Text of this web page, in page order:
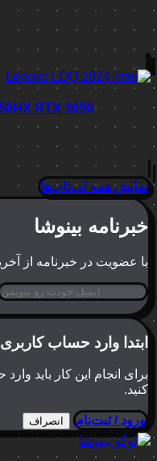
RTX 3050
نمایش همه لپ‌تاپ‌ها
خبرنامه بینوشا
با عضویت در خبرنامه از
ابتدا وارد حساب
برای انجام این کار باید
کنید.
ورود / ثبت‌نام انصراف